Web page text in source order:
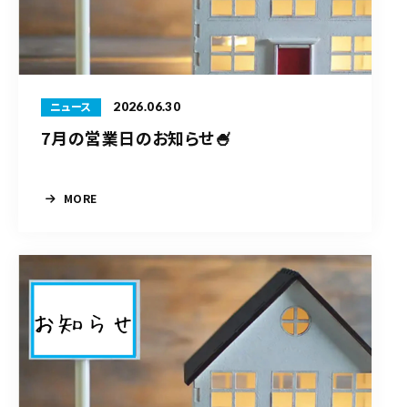
ニュース 2026.06.30
7月の営業日のお知らせ🍧
MORE